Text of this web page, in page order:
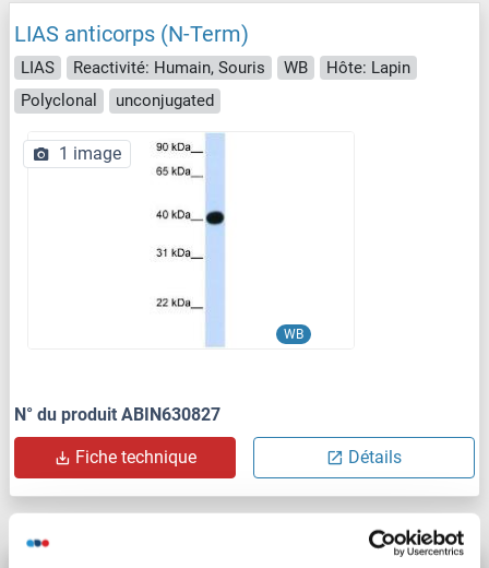
LIAS anticorps (N-Term)
LIAS Reactivité: Humain, Souris WB
Hôte: Lapin
Polyclonal
unconjugated
WB
1 image
N° du produit ABIN630827
Fiche technique Détails